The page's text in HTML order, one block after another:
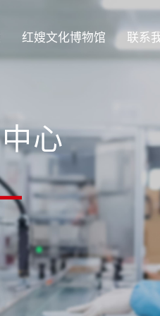
红嫂文化博物馆 联系
心